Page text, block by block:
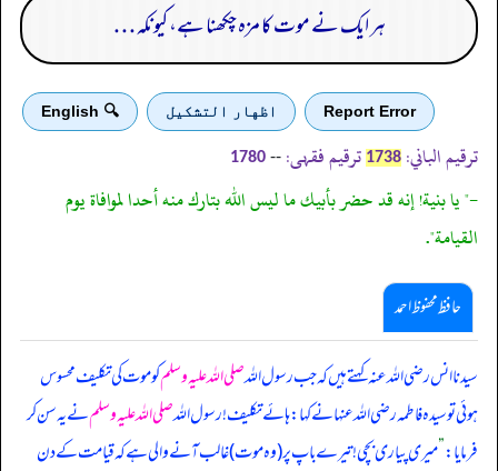
ہر ایک نے موت کا مزہ چکھنا ہے، کیونکہ . . .
Report Error اظهار التشكيل 🔍 English
ترقیم الباني: 1738 ترقیم فقہی: --
1780
-" يا بنية! إنه قد حضر بأبيك ما ليس الله بتارك منه أحدا لموافاة يوم
القيامة".
حافظ محفوظ احمد
سیدنا انس رضی اللہ عنہ کہتے ہیں کہ جب رسول اللہصلی اللہ علیہ وسلمکو موت کی تکلیف محسوس
ہوئی تو سیدہ فاطمہ رضی اللہ عنہا نے کہا: ہائے تکلیف! رسول اللہصلی اللہ علیہ وسلمنے یہ سن کر
فرمایا:”میری پیاری بچی! تیرے باپ پر (وہ موت) غالب آنے والی ہے کہ قیامت کے دن